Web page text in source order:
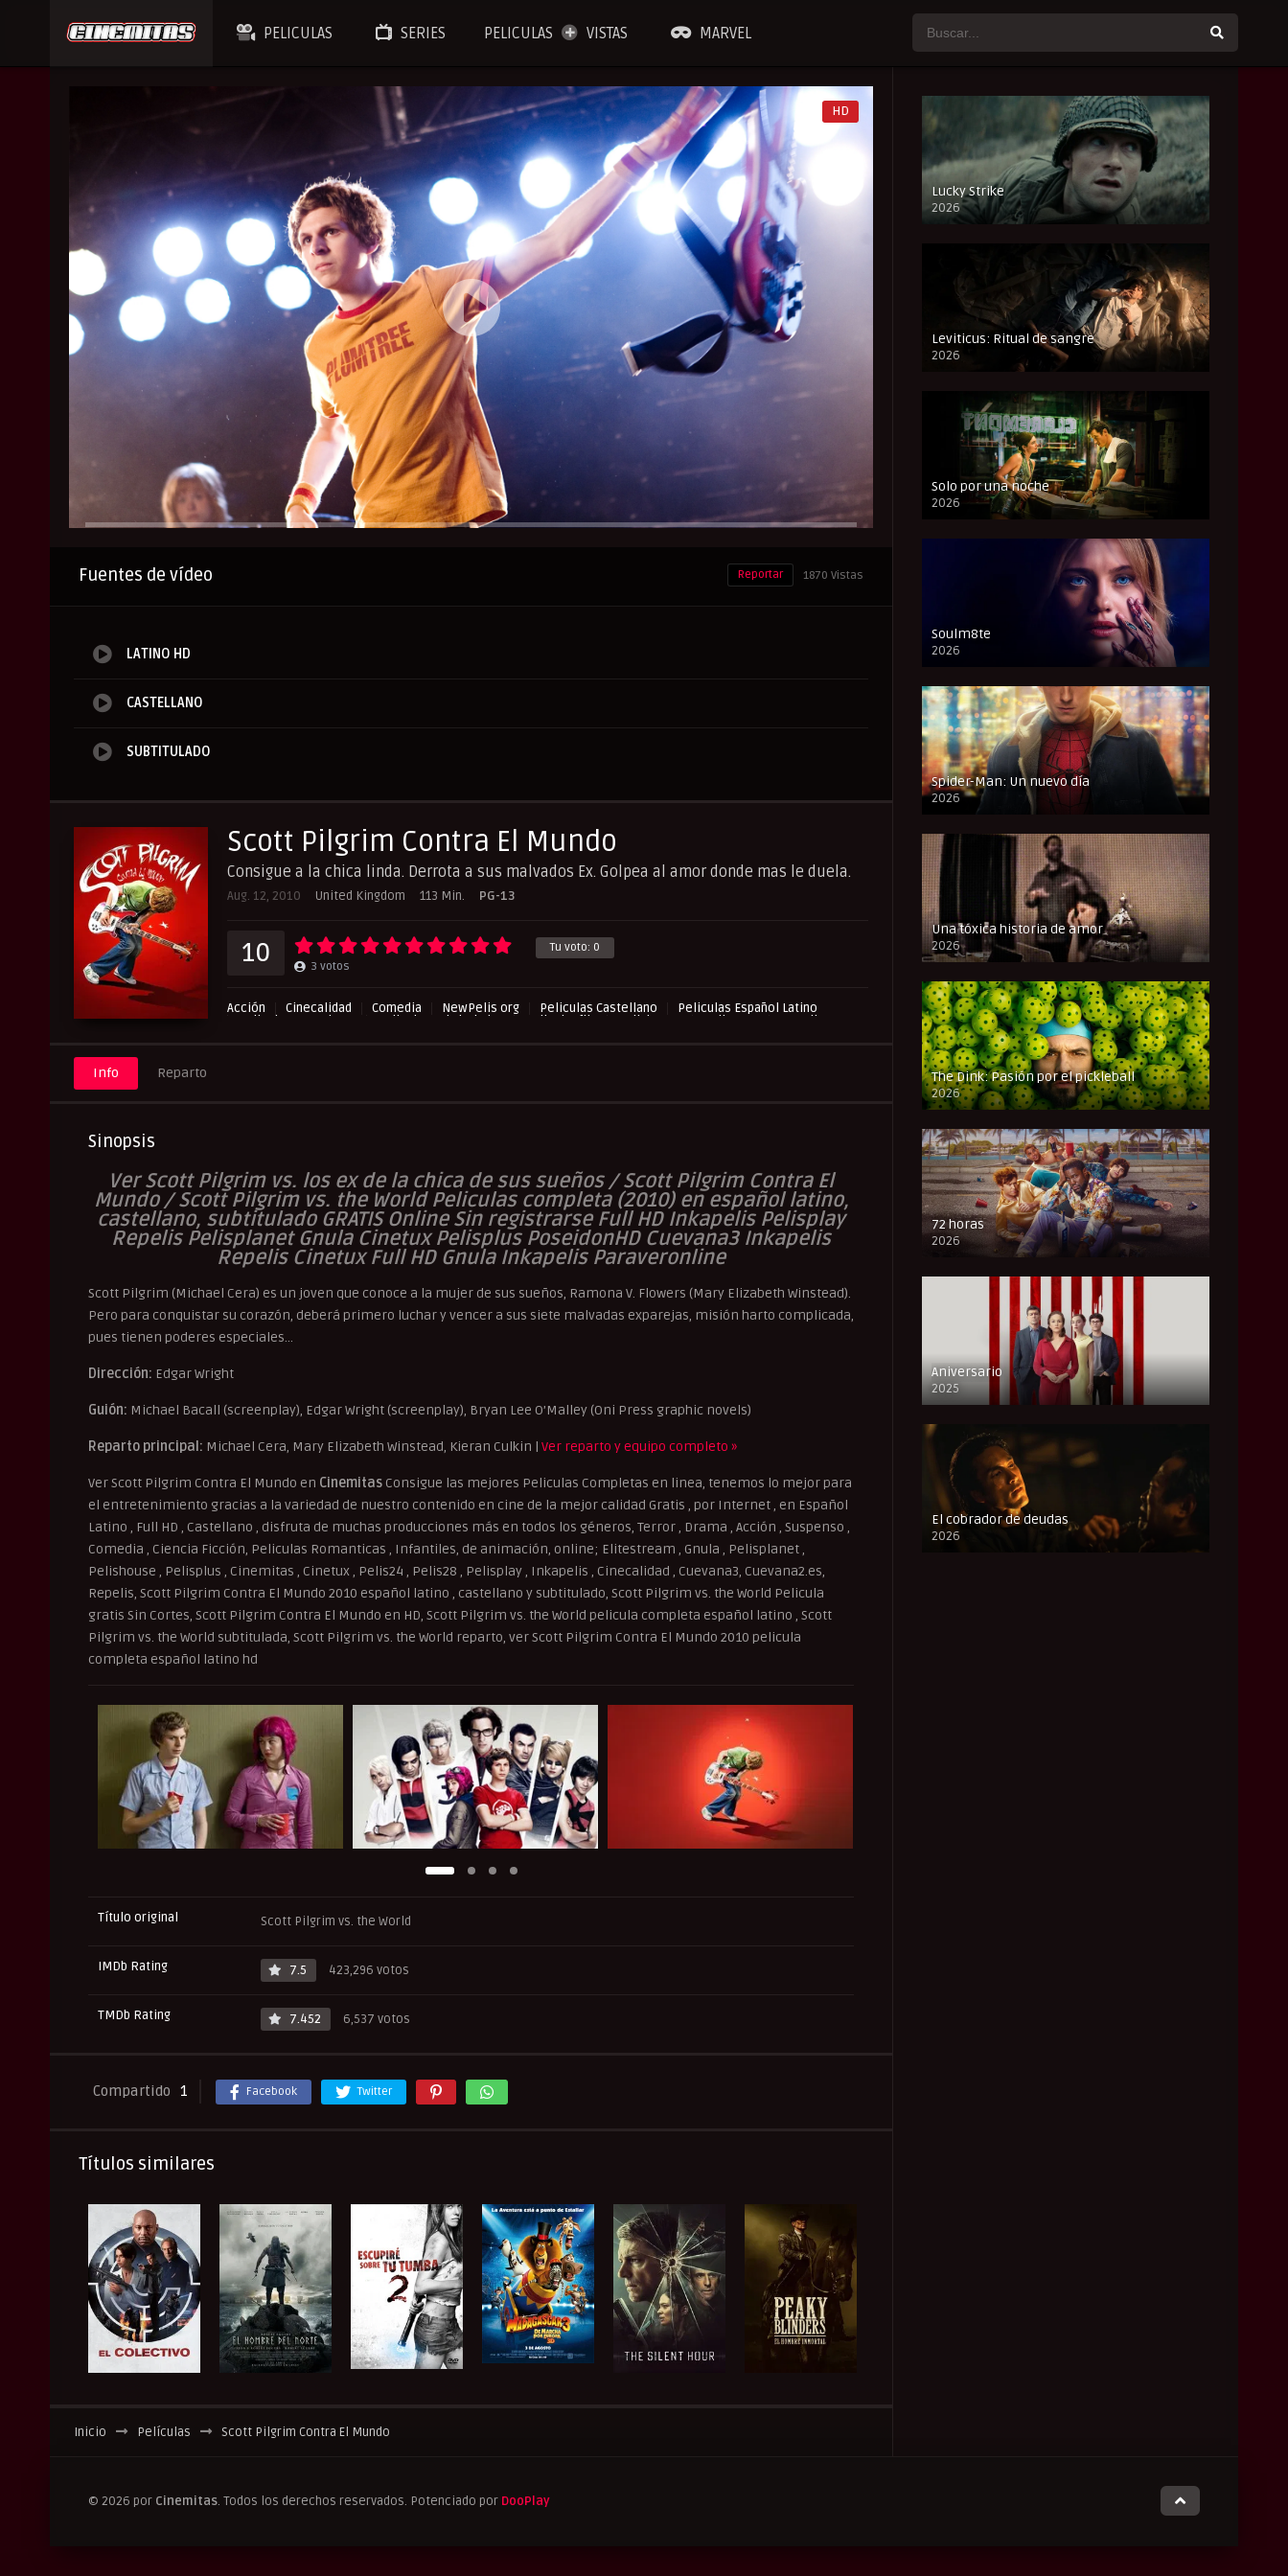
PELICULAS SERIES PELICULAS VISTAS MARVEL
HD
Fuentes de vídeo 1870 Vistas
Reportar
LATINO HD
CASTELLANO
SUBTITULADO
Scott Pilgrim Contra El Mundo
Consigue a la chica linda. Derrota a sus malvados Ex. Golpea al amor donde mas le duela.
Aug. 12, 2010 United Kingdom 113 Min. PG-13
Tu voto: 0
10 3 votos
Acción Cinecalidad Comedia NewPelis org Peliculas Castellano
Peliculas Español Latino
Peliculas Mas Vistas
Peliculas Subtituladas Peliculasflix Pelishouse Pelismart
RepelisHD.TV
Info Reparto
Sinopsis
Ver Scott Pilgrim vs. los ex de la chica de sus sueños / Scott Pilgrim Contra El
Mundo / Scott Pilgrim vs. the World Peliculas completa (2010) en español latino,
castellano, subtitulado GRATIS Online Sin registrarse Full HD Inkapelis Pelisplay
Repelis Pelisplanet Gnula Cinetux Pelisplus PoseidonHD Cuevana3 Inkapelis
Repelis Cinetux Full HD Gnula Inkapelis Paraveronline
Scott Pilgrim (Michael Cera) es un joven que conoce a la mujer de sus sueños, Ramona V. Flowers (Mary Elizabeth Winstead).
Pero para conquistar su corazón, deberá primero luchar y vencer a sus siete malvadas exparejas, misión harto complicada,
pues tienen poderes especiales…
Dirección: Edgar Wright
Guión: Michael Bacall (screenplay), Edgar Wright (screenplay), Bryan Lee O’Malley (Oni Press graphic novels)
Reparto principal: Michael Cera, Mary Elizabeth Winstead, Kieran Culkin | Ver reparto y equipo completo »
Ver Scott Pilgrim Contra El Mundo en Cinemitas Consigue las mejores Peliculas Completas en linea, tenemos lo mejor para
el entretenimiento gracias a la variedad de nuestro contenido en cine de la mejor calidad Gratis , por Internet , en Español
Latino , Full HD , Castellano , disfruta de muchas producciones más en todos los géneros, Terror , Drama , Acción , Suspenso ,
Comedia , Ciencia Ficción, Peliculas Romanticas , Infantiles, de animación, online; Elitestream , Gnula , Pelisplanet ,
Pelishouse , Pelisplus , Cinemitas , Cinetux , Pelis24 , Pelis28 , Pelisplay , Inkapelis , Cinecalidad , Cuevana3, Cuevana2.es,
Repelis, Scott Pilgrim Contra El Mundo 2010 español latino , castellano y subtitulado, Scott Pilgrim vs. the World Pelicula
gratis Sin Cortes, Scott Pilgrim Contra El Mundo en HD, Scott Pilgrim vs. the World pelicula completa español latino , Scott
Pilgrim vs. the World subtitulada, Scott Pilgrim vs. the World reparto, ver Scott Pilgrim Contra El Mundo 2010 pelicula
completa español latino hd
Título original Scott Pilgrim vs. the World
IMDb Rating 7.5 423,296 votos
TMDb Rating 7.452 6,537 votos
Compartido 1 Facebook Twitter
Títulos similares
Inicio Películas Scott Pilgrim Contra El Mundo
Lucky Strike
2026
FULL HD
Leviticus: Ritual de sangre
2026
FULL HD
Solo por una noche
2026
CAM
Soulm8te
2026
FULL HD
Spider-Man: Un nuevo día
2026
CAM
Una tóxica historia de amor
2026
FULL HD
The Dink: Pasión por el pickleball
2026
FULL HD
72 horas
2026
FULL HD
Aniversario
2025
FULL HD
El cobrador de deudas
2026
FULL HD
© 2026 por Cinemitas. Todos los derechos reservados. Potenciado por DooPlay